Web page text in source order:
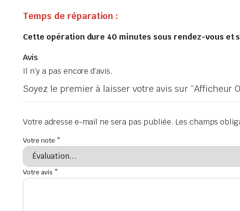
Temps de réparation :
Cette opération dure 40 minutes sous rendez-vous et
Avis
Il n’y a pas encore d’avis.
Soyez le premier à laisser votre avis sur “Afficheur
Votre adresse e-mail ne sera pas publiée. Les champs
Votre note *
Votre avis *